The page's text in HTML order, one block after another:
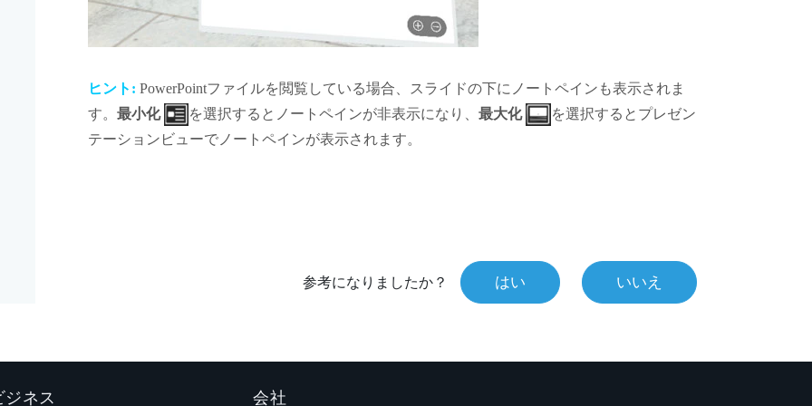
ヒント: PowerPointファイルを閲覧している場合、スライドの下にノートペインも表示されま
す。 最小化 を選択するとノートペインが非表示になり、 最大化 を選択すると プレゼン
テーションビューでノートペインが表示されます。
参考になりましたか？ はい いいえ
ネス 会社